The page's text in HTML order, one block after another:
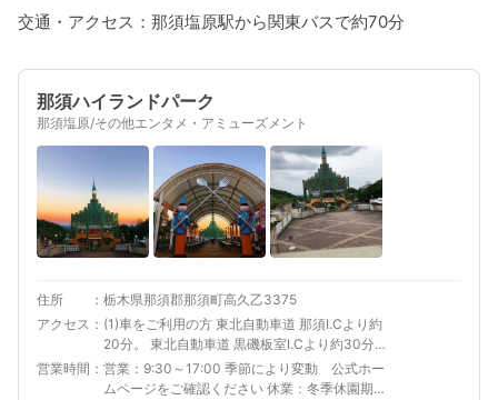
交通・アクセス：那須塩原駅から関東バスで約70分
那須ハイランドパーク
那須塩原/その他エンタメ・アミューズメント
住所
栃木県那須郡那須町高久乙3375
アクセス
(1)車をご利用の方 東北自動車道 那須I.Cより約
20分。 東北自動車道 黒磯板室I.Cより約30分。
電車をご利用の方 東北新幹線・東北本線の那須
塩原駅下車しバスへ乗り換え。乗換バスについ
営業時間
営業：9:30～17:00 季節により変動 公式ホー
ムページをご確認ください 休業：冬季休園期間